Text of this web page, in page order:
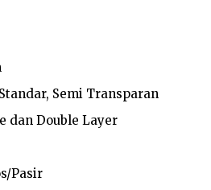
Semi Transparan
dan Double Layer
Pasir